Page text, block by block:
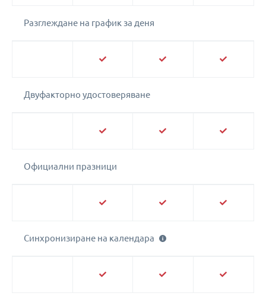
Разглеждане на график за деня
Двуфакторно удостоверяване
Официални празници
Синхронизиране на календара